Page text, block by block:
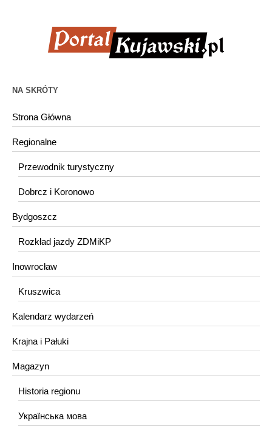
NA SKRÓTY
Strona Główna
Regionalne
Przewodnik turystyczny
Dobrcz i Koronowo
Bydgoszcz
Rozkład jazdy ZDMiKP
Inowrocław
Kruszwica
Kalendarz wydarzeń
Krajna i Pałuki
Magazyn
Historia regionu
Українська мова